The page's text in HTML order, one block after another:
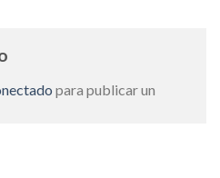
para publicar un